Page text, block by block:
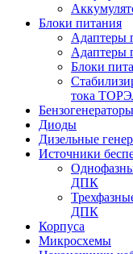
Блоки питания
Адаптеры
Адаптеры
Блоки
тока
Бензогенераторы
Диоды
Дизельные
Источники
ДПК
ДПК
Корпуса
Микросхемы